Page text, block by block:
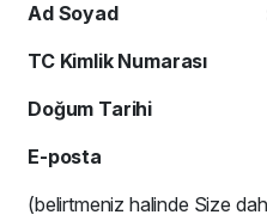
Ad Soyad
TC Kimlik
Doğum
E-posta
(belirtmeniz halinde Size